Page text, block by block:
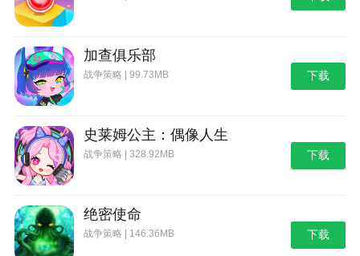
加查俱乐部
战争策略 | 99.73MB 下载
史莱姆公主：偶像人生
战争策略 | 328.92MB 下载
绝密使命
战争策略 | 146.36MB 下载